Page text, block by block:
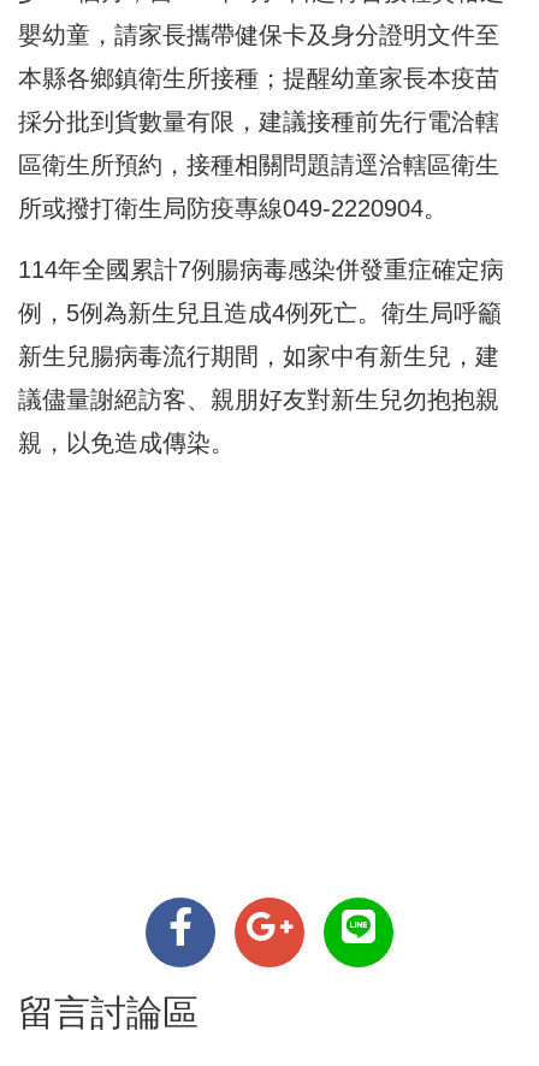
嬰幼童，請家長攜帶健保卡及身分證明文件至
本縣各鄉鎮衛生所接種；提醒幼童家長本疫苗
採分批到貨數量有限，建議接種前先行電洽轄
區衛生所預約，接種相關問題請逕洽轄區衛生
所或撥打衛生局防疫專線049-2220904。
114年全國累計7例腸病毒感染併發重症確定病
例，5例為新生兒且造成4例死亡。衛生局呼籲
新生兒腸病毒流行期間，如家中有新生兒，建
議儘量謝絕訪客、親朋好友對新生兒勿抱抱親
親，以免造成傳染。
留言討論區